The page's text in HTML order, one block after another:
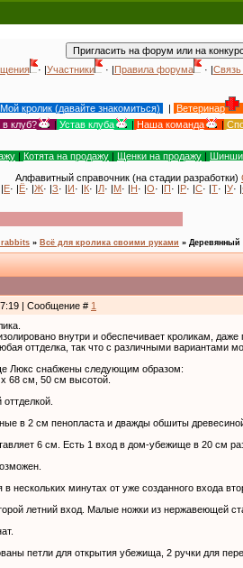
· |Участники · |Правила форума · |Связь
Мой кролик (давайте знакомиться) | Ветеринар
в клуб? | Устав клуба | Наша команда |
| Котята на продажу | Щенки на продажу |
Алфавитный справочник (на стадии разработки)
|Е· |Ё· |Ж· |З· |И· |К· |Л· |М· |Н· |О· |П· |Р· |С· |Т· |У· |
» Всё для кролика своими руками » Деревянный
| Сообщение # 1
внутри и обеспечивает кроликам,
оттделка, так что с различными вариантами
Люкс снабжены следующим образом:
68 см, 50 см высотой.
в 2 см пенопласта и дважды обшиты
6 см. Есть 1 вход в дом-убежище в 20 см
нескольких минутах от уже созданного входа
летний вход. Малые ножки из нержавеющей
петли для открытия убежища, 2 ручки для